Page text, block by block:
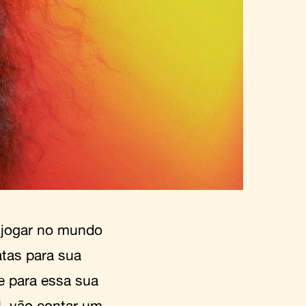
no mundo
para sua
para essa sua